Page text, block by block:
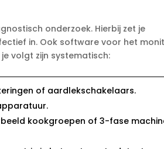
onderzoek.​ Hierbij zet je
in.​ Ook software voor het
volgt zijn systematisch:
of aardlekschakelaars.​
kookgroepen of 3-fase